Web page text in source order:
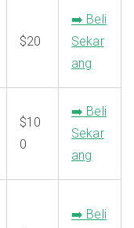
$20
➡️ Beli
Sekar
ang
$10
0
➡️ Beli
Sekar
ang
➡️ Beli